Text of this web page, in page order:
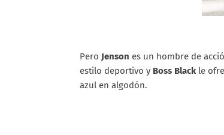
Pero Jenson es un hombre de
estilo deportivo y Boss Black le
azul en algodón.